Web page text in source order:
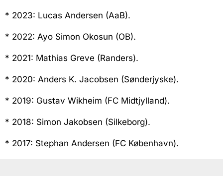
* 2023: Lucas Andersen (AaB).
* 2022: Ayo Simon Okosun (OB).
* 2021: Mathias Greve (Randers).
* 2020: Anders K. Jacobsen (Sønderjyske).
* 2019: Gustav Wikheim (FC Midtjylland).
* 2018: Simon Jakobsen (Silkeborg).
* 2017: Stephan Andersen (FC København).